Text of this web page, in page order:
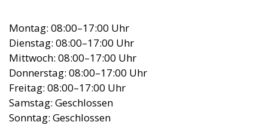
Montag: 08:00–17:00 Uhr
Dienstag: 08:00–17:00 Uhr
Mittwoch: 08:00–17:00 Uhr
Donnerstag: 08:00–17:00 Uhr
Freitag: 08:00–17:00 Uhr
Samstag: Geschlossen
Sonntag: Geschlossen